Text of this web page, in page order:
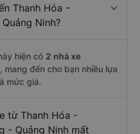
Thanh Hóa -
Ninh?
hiện có 2 nhà xe
mang đến cho bạn nhiều lựa
mức giá.
từ Thanh Hóa -
- Quảng Ninh mất